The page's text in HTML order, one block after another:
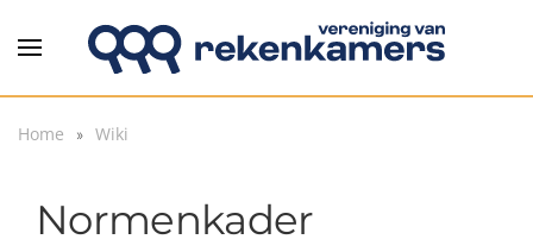
Overslaan en naar de inhoud gaan
Home Wiki
Normenkader